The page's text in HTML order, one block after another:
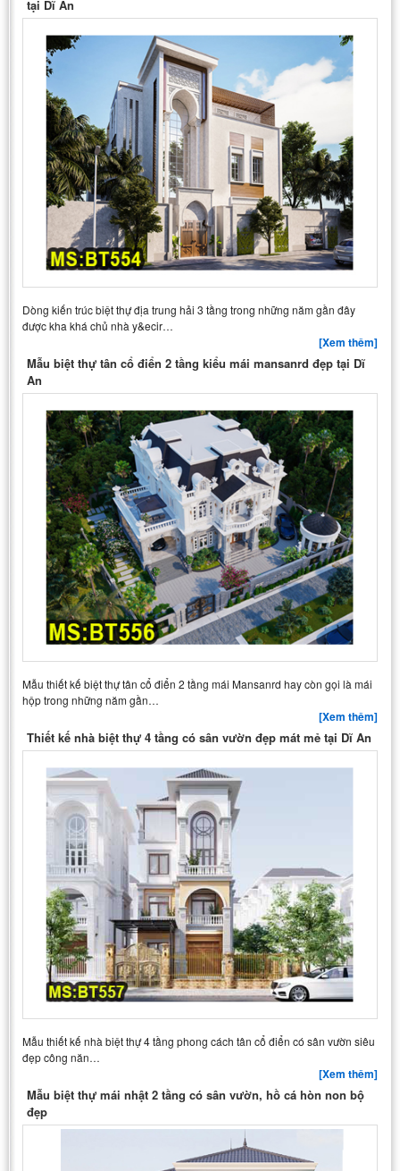
tại Dĩ An
Dòng kiến trúc biệt thự địa trung hải 3 tầng trong những năm gần đây
được kha khá chủ nhà y&ecir…
[Xem thêm]
Mẫu biệt thự tân cổ điển 2 tầng kiểu mái mansanrd đẹp tại Dĩ
An
Mẫu thiết kế biệt thự tân cổ điển 2 tầng mái Mansanrd hay còn gọi là mái
hộp trong những năm gần…
[Xem thêm]
Thiết kế nhà biệt thự 4 tầng có sân vườn đẹp mát mẻ tại Dĩ An
Mẫu thiết kế nhà biệt thự 4 tầng phong cách tân cổ điển có sân vườn siêu
đẹp công năn…
[Xem thêm]
Mẫu biệt thự mái nhật 2 tầng có sân vườn, hồ cá hòn non bộ
đẹp